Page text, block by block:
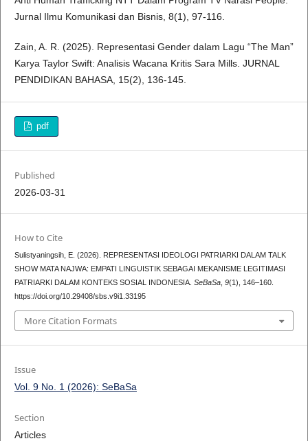
Jurnal Ilmu Komunikasi dan Bisnis, 8(1), 97-116.
Zain, A. R. (2025). Representasi Gender dalam Lagu “The Man”
Karya Taylor Swift: Analisis Wacana Kritis Sara Mills. JURNAL
PENDIDIKAN BAHASA, 15(2), 136-145.
pdf
Published
2026-03-31
How to Cite
Sulistyaningsih, E. (2026). REPRESENTASI IDEOLOGI PATRIARKI DALAM TALK
SHOW MATA NAJWA: EMPATI LINGUISTIK SEBAGAI MEKANISME LEGITIMASI
PATRIARKI DALAM KONTEKS SOSIAL INDONESIA. SeBaSa, 9(1), 146–160.
https://doi.org/10.29408/sbs.v9i1.33195
More Citation Formats
Issue
Vol. 9 No. 1 (2026): SeBaSa
Section
Articles